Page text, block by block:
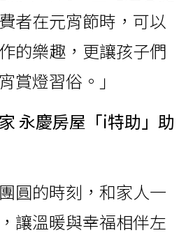
者在元宵節時，可以
的樂趣，更讓孩子們
賞燈習俗。」
永慶房屋「i特助」助
圓的時刻，和家人一
讓溫暖與幸福相伴左